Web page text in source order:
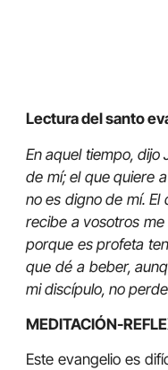
Lectura del santo
En aquel tiempo, dijo
de mí; el que quiere
no es digno de mí.
recibe a vosotros
porque es profeta
que dé a beber,
mi discípulo, no
MEDITACIÓN-
Este evangelio es